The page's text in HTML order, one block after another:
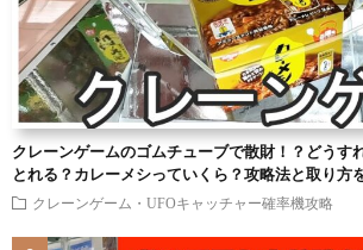
クレーンゲームのゴムチューブで散財！？どうす
とれる？カレーメシっていくら？攻略法と取り方
クレーンゲーム・UFOキャッチャー確率機攻略